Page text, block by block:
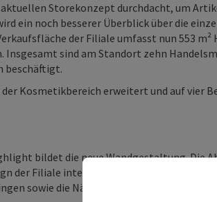
aktuellen Storekonzept durchdacht, um
ein noch besserer Überblick über die
der Filiale umfasst nun 553 m²
Insgesamt sind am Standort zehn
beschäftigt.
Kosmetikbereich erweitert und auf vier
bildet die neue Wandgestaltung. Die
der Filiale integriert. dm möchte dadurch
sowie die Nähe zur Heimat widerspiegeln.